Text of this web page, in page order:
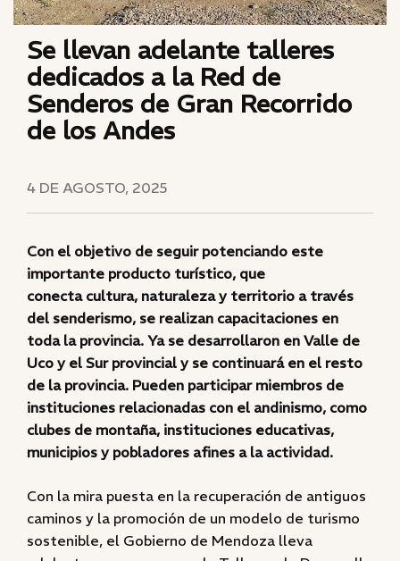
Se llevan adelante talleres
dedicados a la Red de
Senderos de Gran Recorrido
de los Andes
4 DE AGOSTO, 2025
Con el objetivo de seguir potenciando este
importante producto turístico, que
conecta cultura, naturaleza y territorio a través
del senderismo, se realizan capacitaciones en
toda la provincia. Ya se desarrollaron en Valle de
Uco y el Sur provincial y se continuará en el resto
de la provincia. Pueden participar miembros de
instituciones relacionadas con el andinismo, como
clubes de montaña, instituciones educativas,
municipios y pobladores afines a la actividad.
Con la mira puesta en la recuperación de antiguos
caminos y la promoción de un modelo de turismo
sostenible, el Gobierno de Mendoza lleva